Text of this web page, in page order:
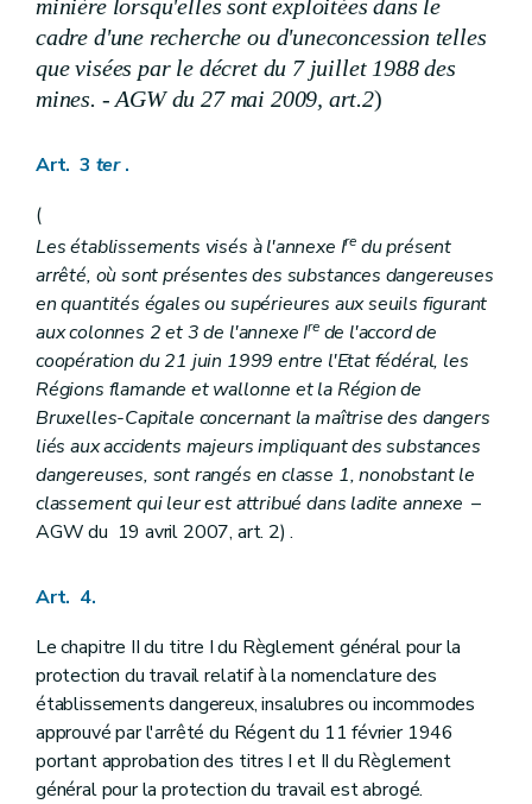
minière lorsqu'elles sont exploitées dans le
cadre d'une recherche ou d'uneconcession telles
que visées par le décret du 7 juillet 1988 des
mines. - AGW du 27 mai 2009, art.2)
Art. 3 ter.
(
Les établissements visés à l'annexe Iredu présent
arrêté, où sont présentes des substances dangereuses
en quantités égales ou supérieures aux seuils figurant
aux colonnes 2 et 3 de l'annexe Irede l'accord de
coopération du 21 juin 1999 entre l'Etat fédéral, les
Régions flamande et wallonne et la Région de
Bruxelles-Capitale concernant la maîtrise des dangers
liés aux accidents majeurs impliquant des substances
dangereuses, sont rangés en classe 1, nonobstant le
classement qui leur est attribué dans ladite annexe –
AGW du 19 avril 2007, art. 2) .
Art. 4.
Le chapitre II du titre I du Règlement général pour la
protection du travail relatif à la nomenclature des
établissements dangereux, insalubres ou incommodes
approuvé par l'arrêté du Régent du 11 février 1946
portant approbation des titres I et II du Règlement
général pour la protection du travail est abrogé.